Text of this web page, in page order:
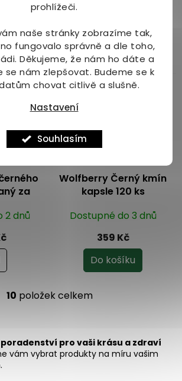
prohlížeči.
naše stránky zobrazíme tak,
fungovalo správně a dle toho,
Děkujeme, že nám ho dáte a
se nám zlepšovat. Budeme se k
chovat citlivě a slušně.
Nastavení
Souhlasím
Průměrné
produktu
je
5,0
z
5
hvězdiček.
89 Kč
Do košíku
od až
za
2 dnů
Wolfberry Černý kmín
kapsle 120 ks
Dostupné do 3 dnů
359 Kč
Do košíku
O
d
a
10 položek celkem
pro vaši krásu a zdraví
vám vybrat produkty na míru vašim